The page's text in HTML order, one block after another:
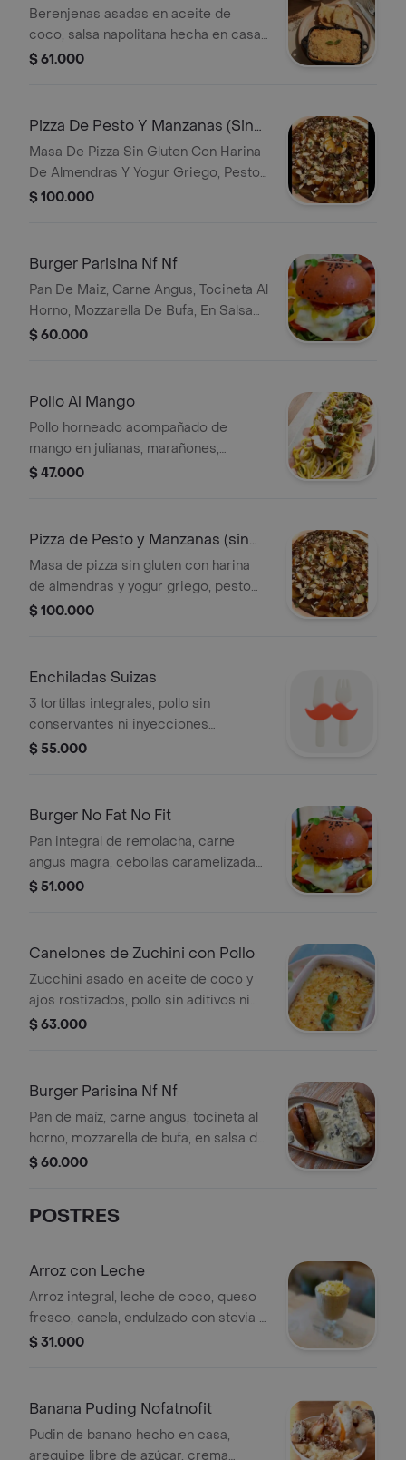
Berenjenas asadas en aceite de
coco, salsa napolitana hecha en casa
con tomates san marzano, pechuga
tomates, parmesano madurado
$ 61.000
Pizza De Pesto Y Manzanas (Sin
Gluten)
Masa De Pizza Sin Gluten Con Harina
De Almendras Y Yogur Griego, Pesto
De La Casa, Queso Mozzarella De
Laminadas, Burrata De Bufala Al
Centro Y Brotes.
$ 100.000
Burger Parisina Nf Nf
Pan De Maiz, Carne Angus, Tocineta Al
Horno, Mozzarella De Bufa, En Salsa
De Champinones Baja En Calorias
$ 60.000
Pollo Al Mango
Pollo horneado acompañado de
mango en julianas, marañones,
hierbabuena, cebolla morada, miel,
$ 47.000
Pizza de Pesto y Manzanas (sin
gluten)
Masa de pizza sin gluten con harina
de almendras y yogur griego, pesto
de la casa, queso mozzarella de
burrata de búfala al centro y brotes.
$ 100.000
Enchiladas Suizas
3 tortillas integrales, pollo sin
conservantes ni inyecciones
desmechado, guiso, salsa verde,
$ 55.000
Burger No Fat No Fit
Pan integral de remolacha, carne
angus magra, cebollas caramelizadas,
tomate, pepinillos, queso mozzarella
lechuga cogollo, queso crema bajo en
$ 51.000
Canelones de Zuchini con Pollo
Zucchini asado en aceite de coco y
ajos rostizados, pollo sin aditivos ni
inyecciones desechado y bañado en
cebollas caramelizadas, queso
mozzarella de búfala y parmesano
madurado.
$ 63.000
Burger Parisina Nf Nf
Pan de maíz, carne angus, tocineta al
horno, mozzarella de bufa, en salsa de
champiñones baja en calorías
$ 60.000
POSTRES
Arroz con Leche
Arroz integral, leche de coco, queso
fresco, canela, endulzado con stevia y
panela orgánica.
$ 31.000
Banana Puding Nofatnofit
Pudin de banano hecho en casa,
arequipe libre de azúcar, crema